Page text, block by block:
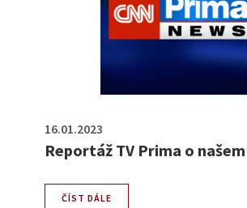
Reportáž TV Prima o
16.01.2023
ČÍST DÁLE